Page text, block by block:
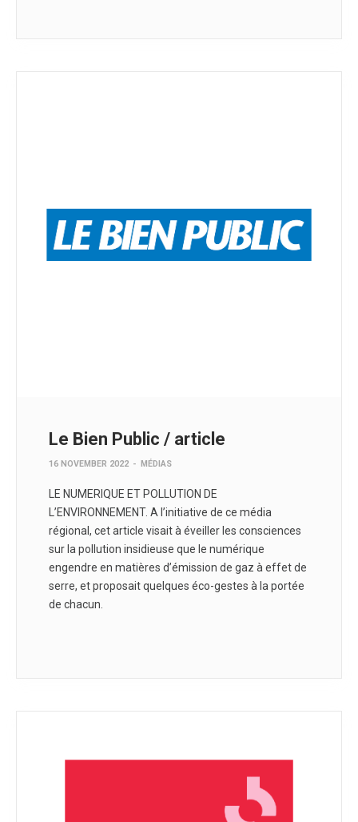
Le Bien Public / article
16 NOVEMBER 2022 - MÉDIAS
LE NUMERIQUE ET POLLUTION DE
L’ENVIRONNEMENT. A l’initiative de ce média
régional, cet article visait à éveiller les consciences
sur la pollution insidieuse que le numérique
engendre en matières d’émission de gaz à effet de
serre, et proposait quelques éco-gestes à la portée
de chacun.